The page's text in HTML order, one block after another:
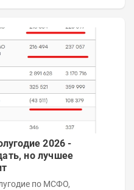
2026 -
но лучшее
по МСФО,